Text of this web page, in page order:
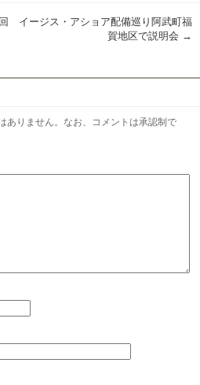
イージス・アショア配備巡り阿武町福
賀地区で説明会 →
ありません。なお、コメントは承認制で